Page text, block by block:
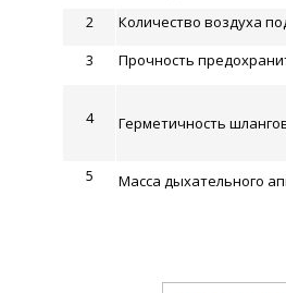
2
Количество воздуха
3
Прочность
4 Герметичность
5
Масса дыхательного